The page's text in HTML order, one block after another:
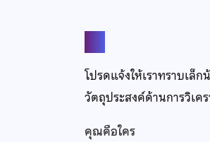
โปรดแจ้งให้เราทราบเล็
วัตถุประสงค์ด้านการวิเค
คุณคือใคร